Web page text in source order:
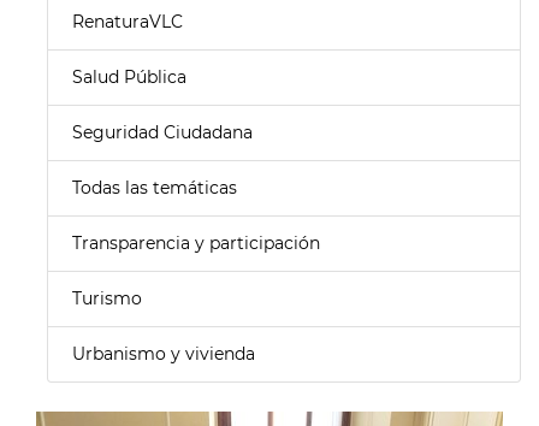
RenaturaVLC
Salud Pública
Seguridad Ciudadana
Todas las temáticas
Transparencia y participación
Turismo
Urbanismo y vivienda